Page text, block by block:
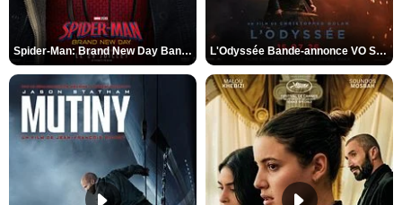
Spider-Man: Brand New Day Bande-annonce VO STFR L'Odyssée Bande-annonce VO STFR